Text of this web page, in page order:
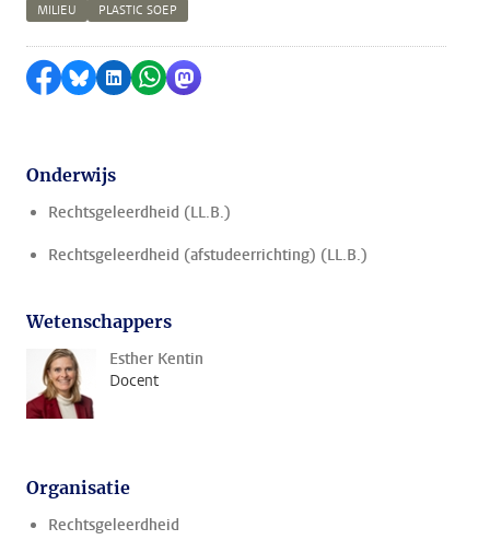
MILIEU
PLASTIC SOEP
Delen op Facebook
Delen via Bluesky
Delen op LinkedIn
Delen via WhatsApp
Delen via Mastodon
Onderwijs
Rechtsgeleerdheid (LL.B.)
Rechtsgeleerdheid (afstudeerrichting) (LL.B.)
Wetenschappers
Esther Kentin
Docent
Organisatie
Rechtsgeleerdheid